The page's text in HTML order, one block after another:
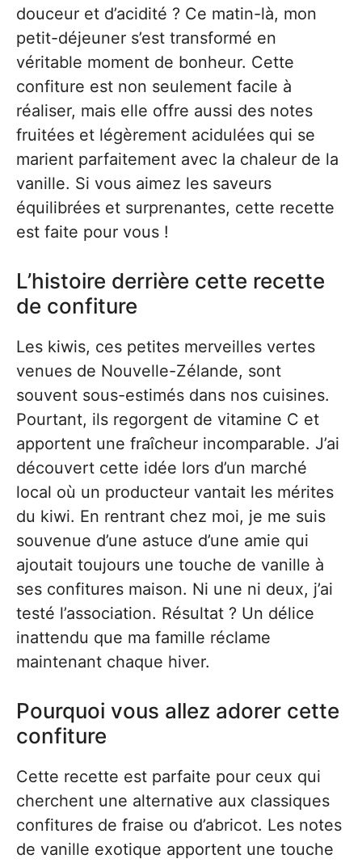
douceur et d’acidité ? Ce matin-là, mon
petit-déjeuner s’est transformé en
véritable moment de bonheur. Cette
confiture est non seulement facile à
réaliser, mais elle offre aussi des notes
fruitées et légèrement acidulées qui se
marient parfaitement avec la chaleur de la
vanille. Si vous aimez les saveurs
équilibrées et surprenantes, cette recette
est faite pour vous !
L’histoire derrière cette recette
de confiture
Les kiwis, ces petites merveilles vertes
venues de Nouvelle-Zélande, sont
souvent sous-estimés dans nos cuisines.
Pourtant, ils regorgent de vitamine C et
apportent une fraîcheur incomparable. J’ai
découvert cette idée lors d’un marché
local où un producteur vantait les mérites
du kiwi. En rentrant chez moi, je me suis
souvenue d’une astuce d’une amie qui
ajoutait toujours une touche de vanille à
ses confitures maison. Ni une ni deux, j’ai
testé l’association. Résultat ? Un délice
inattendu que ma famille réclame
maintenant chaque hiver.
Pourquoi vous allez adorer cette
confiture
Cette recette est parfaite pour ceux qui
cherchent une alternative aux classiques
confitures de fraise ou d’abricot. Les notes
de vanille exotique apportent une touche